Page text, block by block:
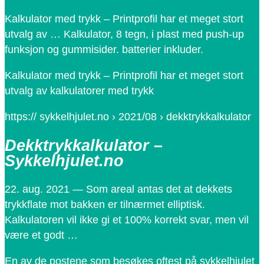
Kalkulator med trykk – Printprofil har et meget stort
utvalg av … Kalkulator, 8 tegn, i plast med push-up
funksjon og gummisider. batterier inkluder.
Kalkulator med trykk – Printprofil har et meget stort
utvalg av kalkulatorer med trykk
https:// sykkelhjulet.no › 2021/08 › dekktrykkalkulator
Dekktrykkalkulator –
Sykkelhjulet.no
22. aug. 2021 — Som areal antas det at dekkets
trykkflate mot bakken er tilnærmet elliptisk.
Kalkulatoren vil ikke gi et 100% korrekt svar, men vil
være et godt …
En av de postene som besøkes oftest på sykkelhjulet